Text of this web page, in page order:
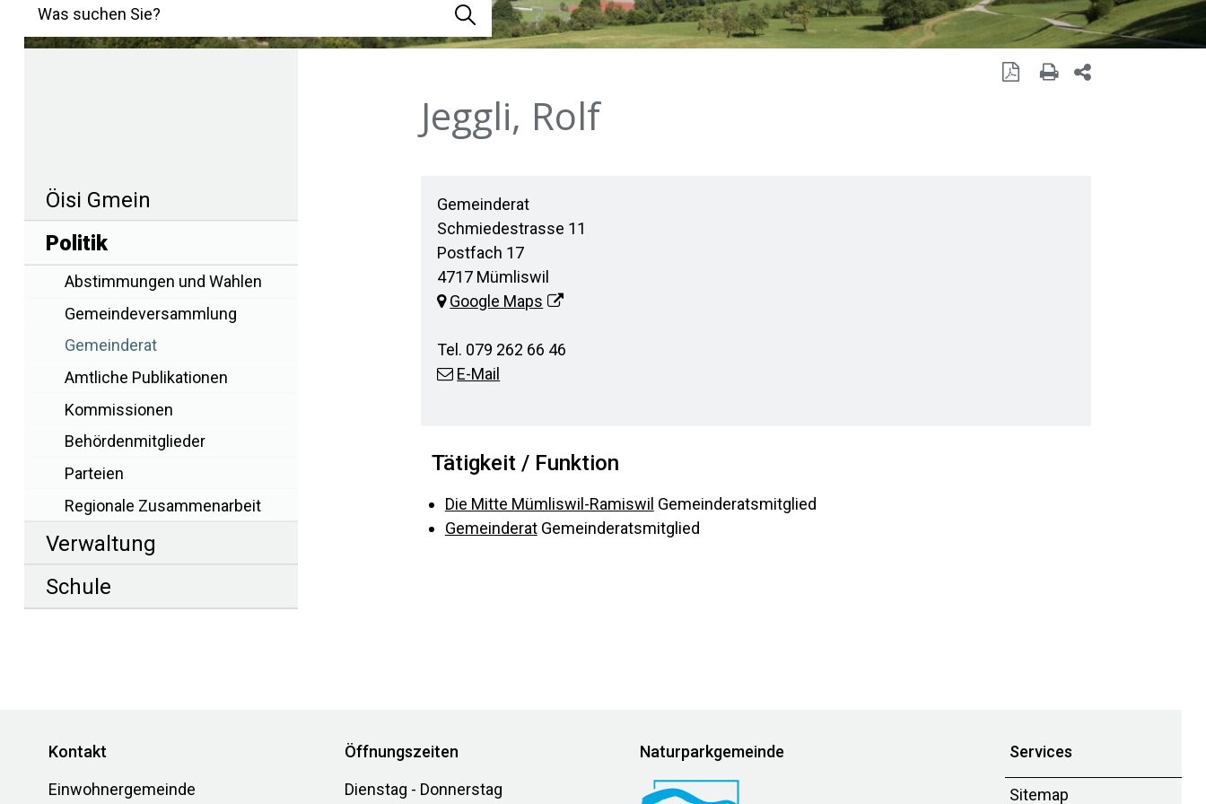
Was suchen Sie?Suchbegriff Suche starten
Seite als PDF
Seite drucken
Seite teilen mit
Öisi Gmein
Politik
Abstimmungen und Wahlen
Gemeindeversammlung
Gemeinderat
Amtliche Publikationen
Kommissionen
Behördenmitglieder
Parteien
Regionale Zusammenarbeit
Verwaltung
Schule
Jeggli, Rolf
Adresse
Gemeinderat
Schmiedestrasse 11
Postfach 17
4717 Mümliswil
Google Maps
Tel. 079 262 66 46
E-Mail
Tätigkeit / Funktion
Die Mitte Mümliswil-Ramiswil Gemeinderatsmitglied
Gemeinderat Gemeinderatsmitglied
Footer
Kontakt
Einwohnergemeinde
Öffnungszeiten
Dienstag - Donnerstag
Naturparkgemeinde Services
Sitemap